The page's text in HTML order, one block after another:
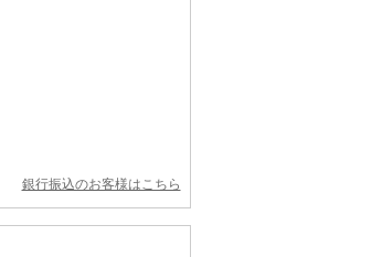
銀行振込のお客様はこちら